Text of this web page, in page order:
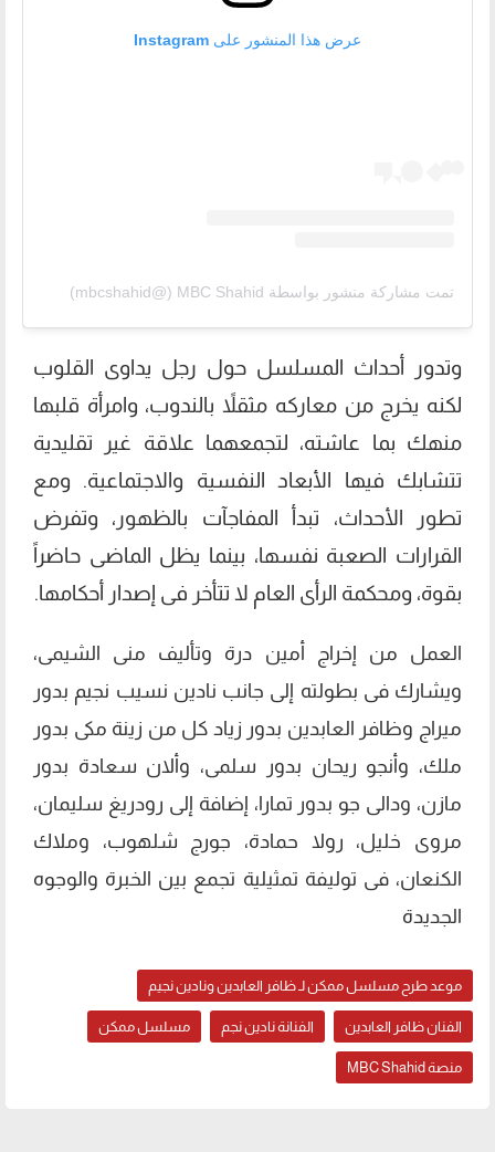
عرض هذا المنشور على Instagram
تمت مشاركة منشور بواسطة ‏‎MBC Shahid‎‏ (@‏‎mbcshahid‎‏)
وتدور أحداث المسلسل حول رجل يداوى القلوب
لكنه يخرج من معاركه مثقلاً بالندوب، وامرأة قلبها
منهك بما عاشته، لتجمعهما علاقة غير تقليدية
تتشابك فيها الأبعاد النفسية والاجتماعية. ومع
تطور الأحداث، تبدأ المفاجآت بالظهور، وتفرض
القرارات الصعبة نفسها، بينما يظل الماضى حاضراً
بقوة، ومحكمة الرأى العام لا تتأخر فى إصدار أحكامها.
العمل من إخراج أمين درة وتأليف منى الشيمى،
ويشارك فى بطولته إلى جانب نادين نسيب نجيم بدور
ميراج وظافر العابدين بدور زياد كل من زينة مكى بدور
ملك، وأنجو ريحان بدور سلمى، وألان سعادة بدور
مازن، ودالى جو بدور تمارا، إضافة إلى رودريغ سليمان،
مروى خليل، رولا حمادة، جورج شلهوب، وملاك
الكنعان، فى توليفة تمثيلية تجمع بين الخبرة والوجوه
الجديدة
موعد طرح مسلسل ممكن لـ ظافر العابدين ونادين نجيم
الفنان ظافر العابدين الفنانة نادين نجم مسلسل ممكن
منصة MBC Shahid